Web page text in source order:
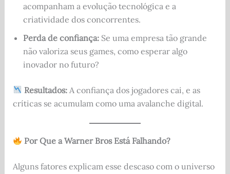
acompanham a evolução tecnológica e a
criatividade dos concorrentes.
Perda de confiança:Se uma empresa tão grande
não valoriza seus games, como esperar algo
inovador no futuro?
Resultados:A confiança dos jogadores cai, e as
críticas se acumulam como uma avalanche digital.
Por Que a Warner Bros Está Falhando?
Alguns fatores explicam esse descaso com o universo